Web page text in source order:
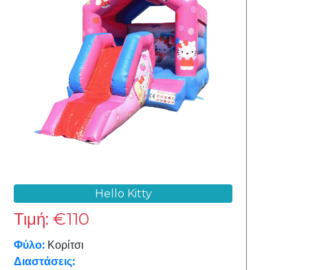
Hello Kitty
Τιμή: €110
Φύλο: Κορίτσι
Διαστάσεις: